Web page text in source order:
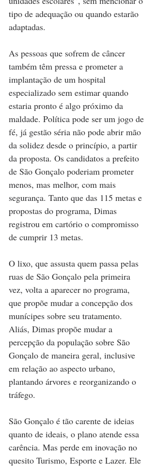
tipo de adequação ou quando estarão
adaptadas.
As pessoas que sofrem de câncer
também têm pressa e prometer a
implantação de um hospital
especializado sem estimar quando
estaria pronto é algo próximo da
maldade. Política pode ser um jogo de
fé, já gestão séria não pode abrir mão
da solidez desde o princípio, a partir
da proposta. Os candidatos a prefeito
de São Gonçalo poderiam prometer
menos, mas melhor, com mais
segurança. Tanto que das 115 metas e
propostas do programa, Dimas
registrou em cartório o compromisso
de cumprir 13 metas.
O lixo, que assusta quem passa pelas
ruas de São Gonçalo pela primeira
vez, volta a aparecer no programa,
que propõe mudar a concepção dos
munícipes sobre seu tratamento.
Aliás, Dimas propõe mudar a
percepção da população sobre São
Gonçalo de maneira geral, inclusive
em relação ao aspecto urbano,
plantando árvores e reorganizando o
tráfego.
São Gonçalo é tão carente de ideias
quanto de ideais, o plano atende essa
carência. Mas perde em inovação no
quesito Turismo, Esporte e Lazer. Ele